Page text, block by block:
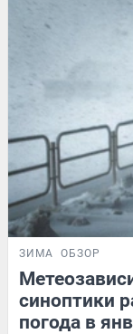
ЗИМА ОБЗОР
синоптики
погода в